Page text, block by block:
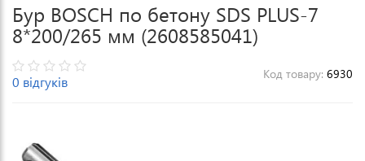
Бур BOSCH по бетону SDS PLUS-7
8*200/265 мм (2608585041)
0 відгуків Код товару: 6930